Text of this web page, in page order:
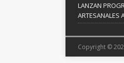
LANZAN
ARTESANALES
Copyright ©